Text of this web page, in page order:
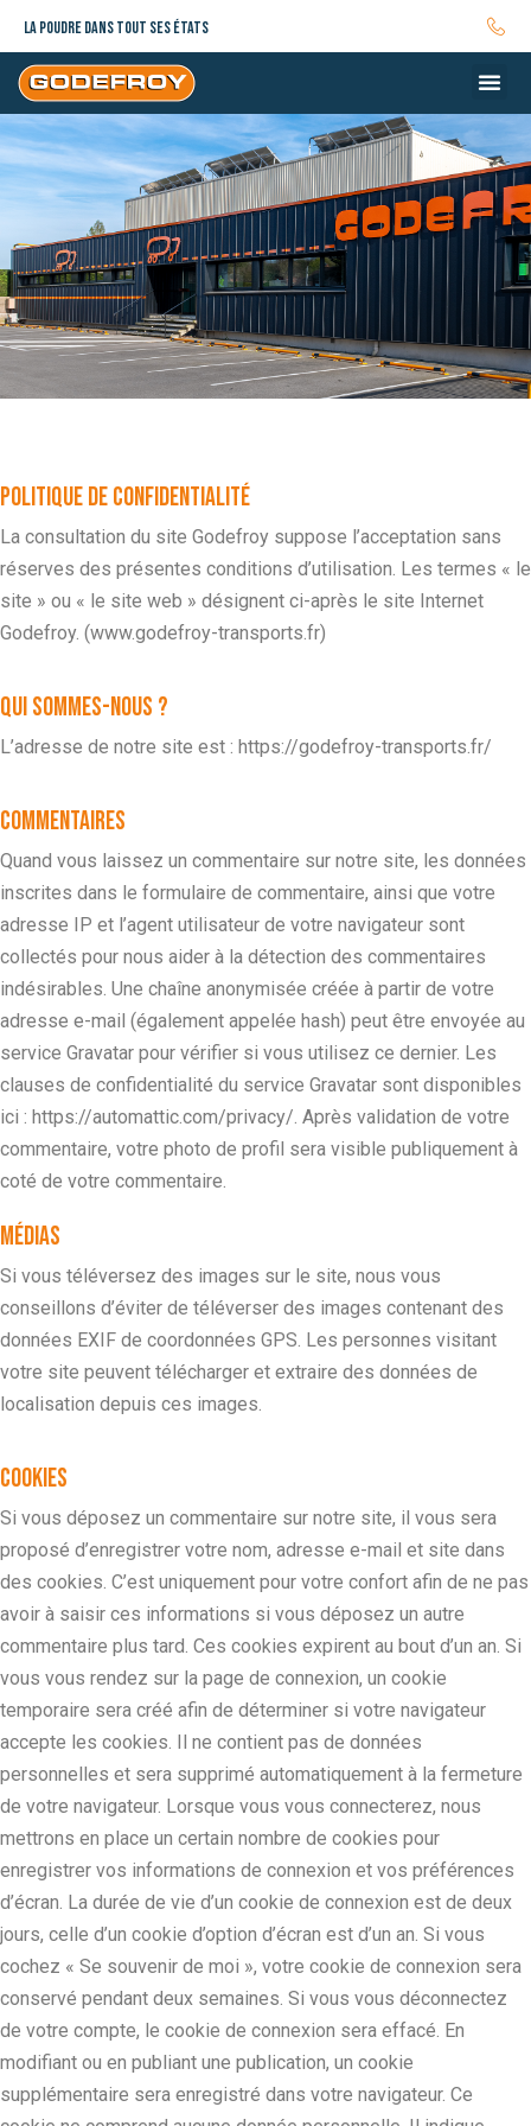
La poudre dans tout ses états
Politique de confidentialité
La consultation du site Godefroy suppose l’acceptation sans
réserves des présentes conditions d’utilisation. Les termes « le
site » ou « le site web » désignent ci-après le site Internet
Godefroy. (www.godefroy-transports.fr)
Qui sommes-nous ?
L’adresse de notre site est : https://godefroy-transports.fr/
Commentaires
Quand vous laissez un commentaire sur notre site, les données
inscrites dans le formulaire de commentaire, ainsi que votre
adresse IP et l’agent utilisateur de votre navigateur sont
collectés pour nous aider à la détection des commentaires
indésirables. Une chaîne anonymisée créée à partir de votre
adresse e-mail (également appelée hash) peut être envoyée au
service Gravatar pour vérifier si vous utilisez ce dernier. Les
clauses de confidentialité du service Gravatar sont disponibles
ici : https://automattic.com/privacy/. Après validation de votre
commentaire, votre photo de profil sera visible publiquement à
coté de votre commentaire.
Médias
Si vous téléversez des images sur le site, nous vous
conseillons d’éviter de téléverser des images contenant des
données EXIF de coordonnées GPS. Les personnes visitant
votre site peuvent télécharger et extraire des données de
localisation depuis ces images.
Cookies
Si vous déposez un commentaire sur notre site, il vous sera
proposé d’enregistrer votre nom, adresse e-mail et site dans
des cookies. C’est uniquement pour votre confort afin de ne pas
avoir à saisir ces informations si vous déposez un autre
commentaire plus tard. Ces cookies expirent au bout d’un an. Si
vous vous rendez sur la page de connexion, un cookie
temporaire sera créé afin de déterminer si votre navigateur
accepte les cookies. Il ne contient pas de données
personnelles et sera supprimé automatiquement à la fermeture
de votre navigateur. Lorsque vous vous connecterez, nous
mettrons en place un certain nombre de cookies pour
enregistrer vos informations de connexion et vos préférences
d’écran. La durée de vie d’un cookie de connexion est de deux
jours, celle d’un cookie d’option d’écran est d’un an. Si vous
cochez « Se souvenir de moi », votre cookie de connexion sera
conservé pendant deux semaines. Si vous vous déconnectez
de votre compte, le cookie de connexion sera effacé. En
modifiant ou en publiant une publication, un cookie
supplémentaire sera enregistré dans votre navigateur. Ce